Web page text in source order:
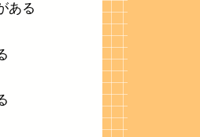
ある